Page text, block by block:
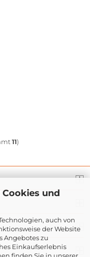
und
auch von
der Website
Angebotes zu
Einkaufserlebnis
11)